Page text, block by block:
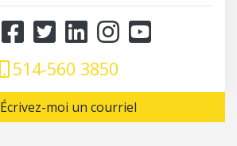
514-560 3850
Écrivez-moi un courriel